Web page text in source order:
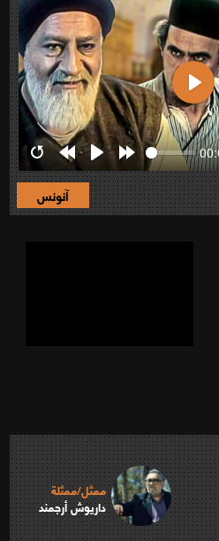
RestartRewind
10s
Play Forward
10s
Play
آنونس
ممثل/ممثلة
داريوش أرجمند